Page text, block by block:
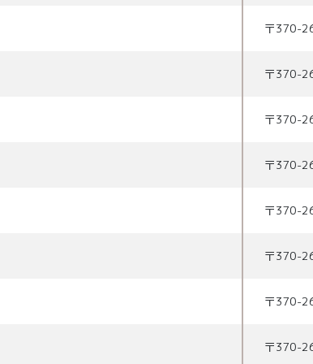
〒370-
〒370-
〒370-
〒370-
〒370-
〒370-
〒370-
〒370-